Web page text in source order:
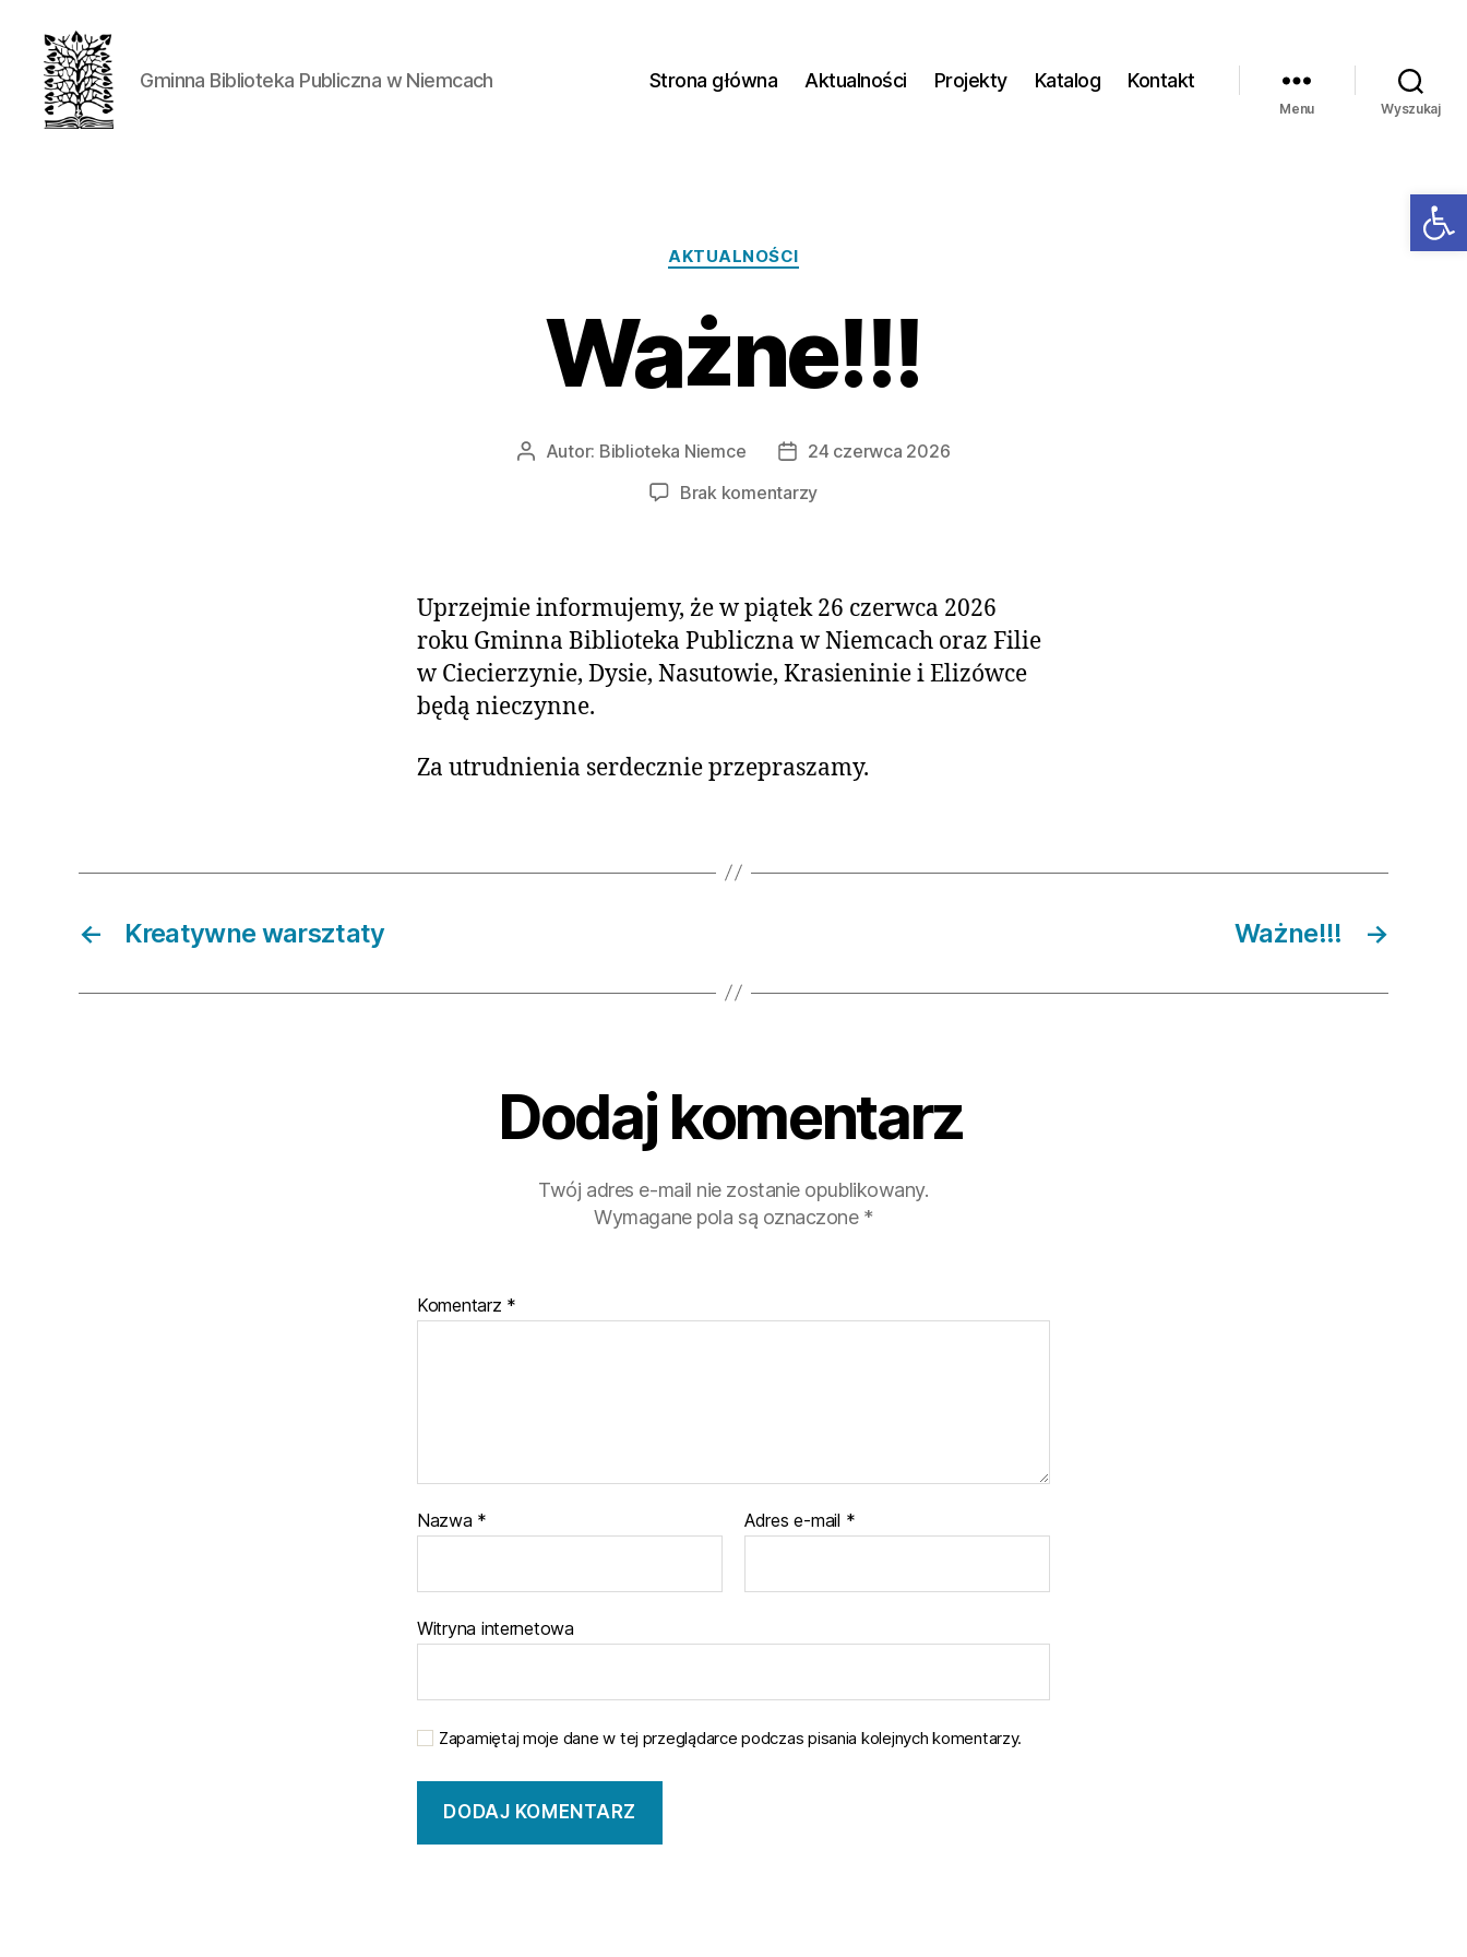
Gminna Biblioteka Publiczna w Niemcach Strona główna Aktualności Projekty Katalog Kontakt
Menu Wyszukaj
AKTUALNOŚCI
Ważne!!!
Autor: Biblioteka Niemce
24 czerwca 2026
Brak komentarzy
Uprzejmie informujemy, że w piątek 26 czerwca 2026
roku Gminna Biblioteka Publiczna w Niemcach oraz Filie
w Ciecierzynie, Dysie, Nasutowie, Krasieninie i Elizówce
będą nieczynne.
Za utrudnienia serdecznie przepraszamy.
← Kreatywne warsztaty →
Ważne!!!
Dodaj komentarz
Twój adres e-mail nie zostanie opublikowany.
Wymagane pola są oznaczone *
Komentarz *
Nazwa * Adres e-mail *
Witryna internetowa
Zapamiętaj moje dane w tej przeglądarce podczas pisania kolejnych komentarzy.